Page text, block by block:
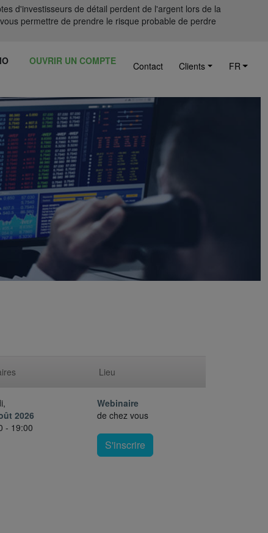
d'investisseurs de détail perdent de l'argent lors de la
permettre de prendre le risque probable de perdre
OUVRIR UN COMPTE Contact Clients FR
Lieu
2026
- 19:00
Webinaire
de chez vous
S'inscrire